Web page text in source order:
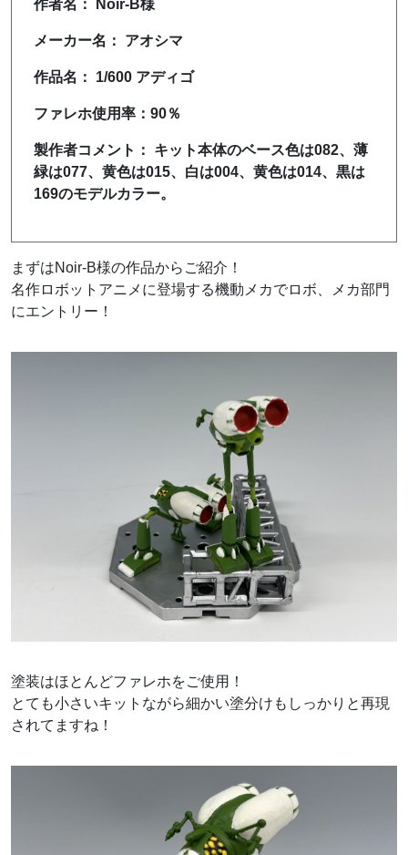
作者名： Noir-B様
メーカー名： アオシマ
作品名： 1/600 アディゴ
ファレホ使用率：90％
製作者コメント： キット本体のベース色は082、薄
緑は077、黄色は015、白は004、黄色は014、黒は
169のモデルカラー。
まずはNoir-B様の作品からご紹介！
名作ロボットアニメに登場する機動メカでロボ、メカ部門
にエントリー ！
塗装はほとんどファレホをご使用！
とても小さいキットながら細かい塗分けもしっかりと再現
されてますね！